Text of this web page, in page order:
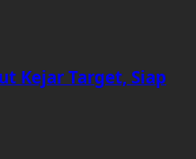
Kejar Target, Siap